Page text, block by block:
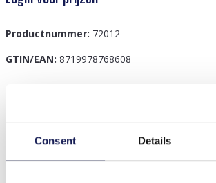
Consent Details
Productnummer: 72012
GTIN/EAN: 8719978768608
E-E16.1 B2670-071-3 Fashion Armband -